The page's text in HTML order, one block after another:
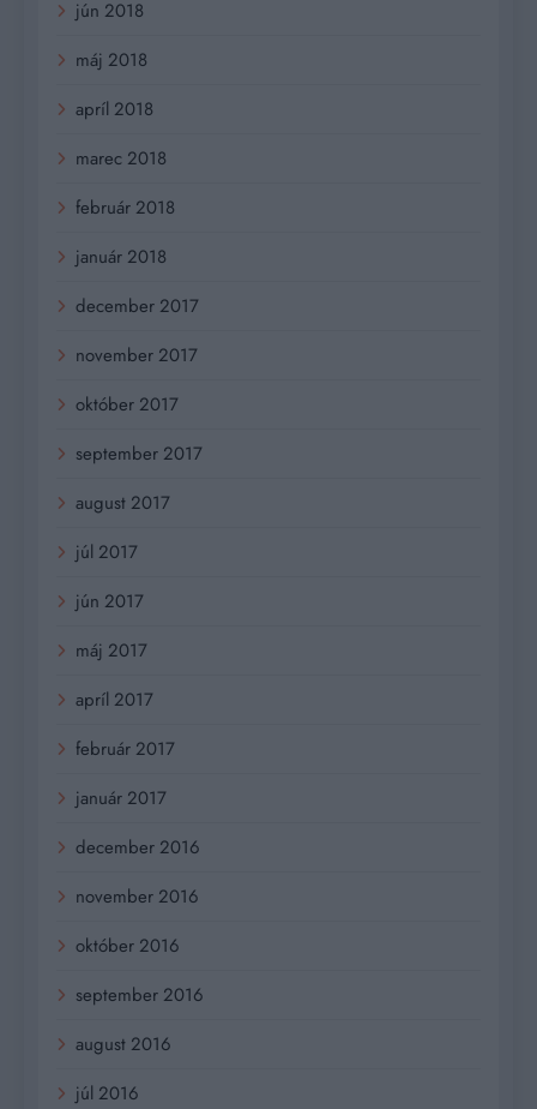
jún 2018
máj 2018
apríl 2018
marec 2018
február 2018
január 2018
december 2017
november 2017
október 2017
september 2017
august 2017
júl 2017
jún 2017
máj 2017
apríl 2017
február 2017
január 2017
december 2016
november 2016
október 2016
september 2016
august 2016
júl 2016